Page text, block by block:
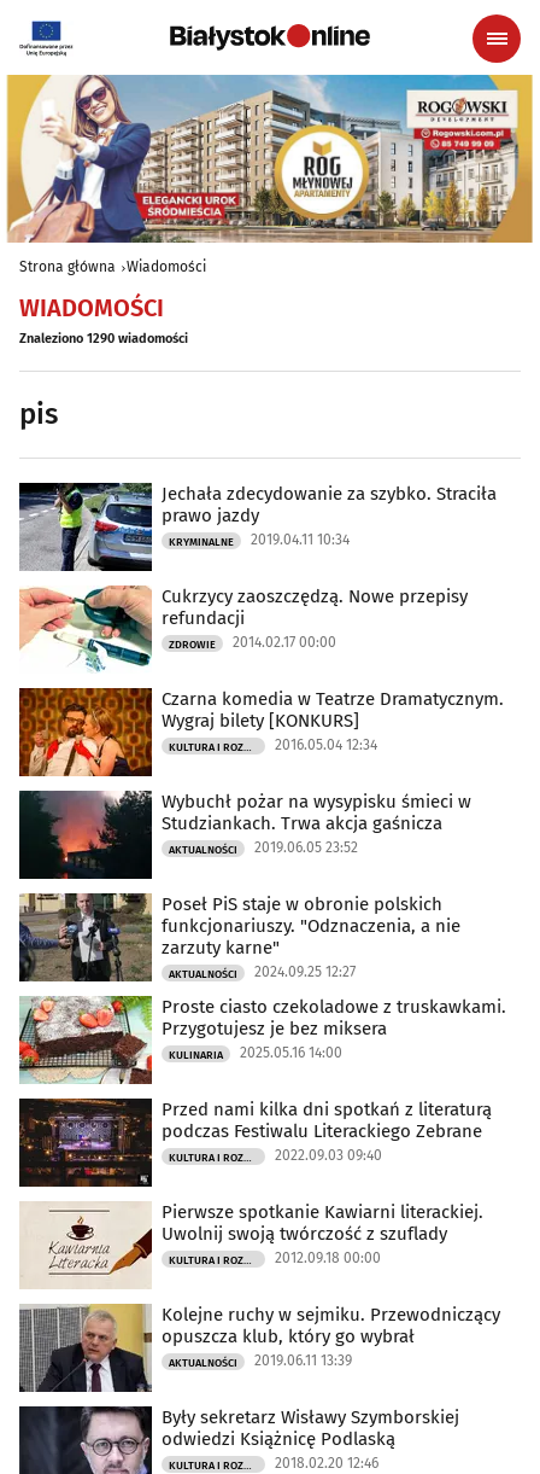
Strona główna Wiadomości
WIADOMOŚCI
Znaleziono 1290 wiadomości
pis
Jechała zdecydowanie za szybko. Straciła
prawo jazdy
KRYMINALNE 2019.04.11 10:34
Cukrzycy zaoszczędzą. Nowe przepisy
refundacji
ZDROWIE 2014.02.17 00:00
Czarna komedia w Teatrze Dramatycznym.
Wygraj bilety [KONKURS]
2016.05.04 12:34
Wybuchł pożar na wysypisku śmieci w
Studziankach. Trwa akcja gaśnicza
AKTUALNOŚCI 2019.06.05 23:52
Poseł PiS staje w obronie polskich
funkcjonariuszy. "Odznaczenia, a nie
zarzuty karne"
AKTUALNOŚCI 2024.09.25 12:27
Proste ciasto czekoladowe z truskawkami.
Przygotujesz je bez miksera
KULINARIA 2025.05.16 14:00
Przed nami kilka dni spotkań z literaturą
podczas Festiwalu Literackiego Zebrane
2022.09.03 09:40
Pierwsze spotkanie Kawiarni literackiej.
Uwolnij swoją twórczość z szuflady
2012.09.18 00:00
Kolejne ruchy w sejmiku. Przewodniczący
opuszcza klub, który go wybrał
AKTUALNOŚCI 2019.06.11 13:39
Były sekretarz Wisławy Szymborskiej
odwiedzi Książnicę Podlaską
2018.02.20 12:46